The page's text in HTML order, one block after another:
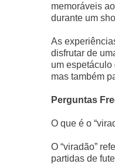
memoráveis
durante um
As
disfrutar de
um
mas também
Perguntas
O que é o
O “viradão”
partidas de